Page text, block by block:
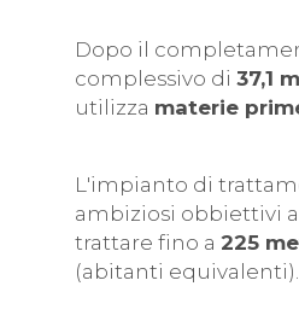
Dopo il
complessivo di 37,1
utilizza materie
L'impianto di
ambiziosi obbiettivi
trattare fino a 225
(abitanti equivalenti).